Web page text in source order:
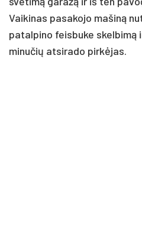
Vaikinas pasakojo mašiną
patalpino feisbuke skelbimą
minučių atsirado pirkėjas.